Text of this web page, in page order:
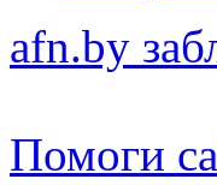
afn.by
Помоги